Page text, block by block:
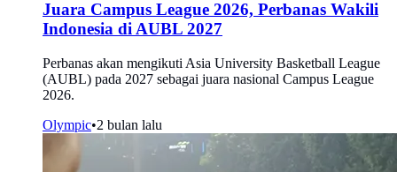
Juara Campus League 2026, Perbanas Wakili
Indonesia di AUBL 2027
Perbanas akan mengikuti Asia University Basketball League
(AUBL) pada 2027 sebagai juara nasional Campus League
2026.
Olympic•2 bulan lalu